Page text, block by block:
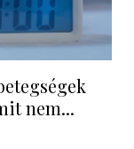
nem...